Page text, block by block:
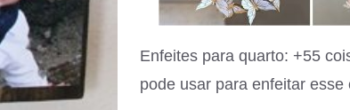
Enfeites para quarto: +55
pode usar para enfeitar esse